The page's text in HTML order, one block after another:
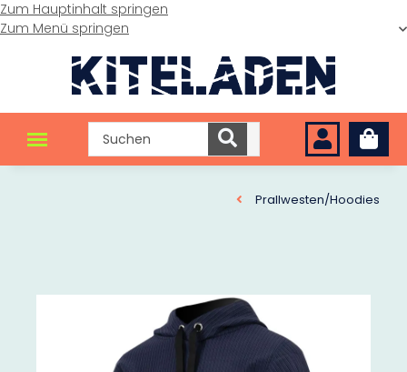
Zum Hauptinhalt springen
Zum Menü springen
Prallwesten/Hoodies